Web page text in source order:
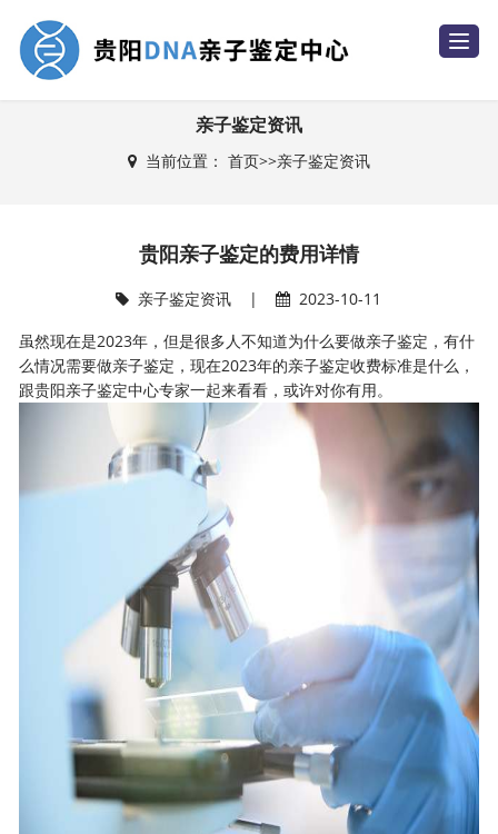
T
o
亲子鉴定资讯
当前位置： 首页>>亲子鉴定资讯
贵阳亲子鉴定的费用详情
亲子鉴定资讯 |
2023-10-11
虽然现在是2023年，但是很多人不知道为什么要做亲子鉴定，有什
么情况需要做亲子鉴定，现在2023年的亲子鉴定收费标准是什么，
跟贵阳亲子鉴定中心专家一起来看看，或许对你有用。